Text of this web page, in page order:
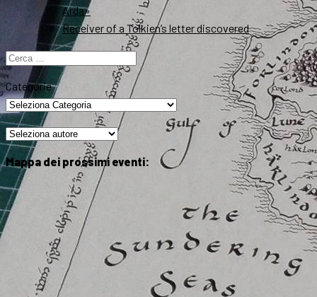
Arda»
Receiver of a Tolkien’s letter discovered
Ricerca
per:
Categorie
Mappa dei prossimi eventi: